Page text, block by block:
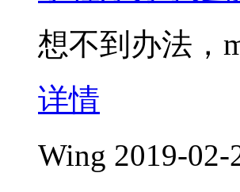
想不到办法，
详情
Wing 2019-02-